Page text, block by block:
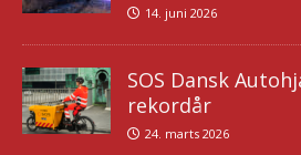
14. juni 2026
SOS Dansk
rekordår
24. marts 2026